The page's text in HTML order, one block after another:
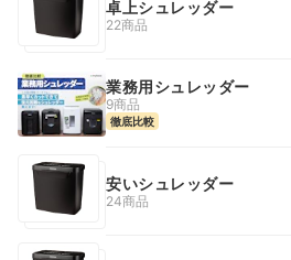
卓上シュレッダー
22商品
業務用シュレッダー
9商品
徹底比較
安いシュレッダー
24商品